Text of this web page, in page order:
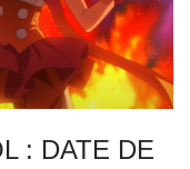
: DATE DE